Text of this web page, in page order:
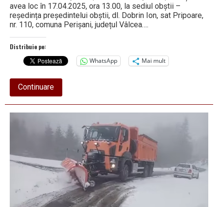
avea loc în 17.04.2025, ora 13.00, la sediul obștii –
reședința președintelui obștii, dl. Dobrin Ion, sat Pripoare,
nr. 110, comuna Perișani, județul Vâlcea….
Distribuie pe:
WhatsApp
Mai mult
Continuareabout
Anunț
licitație
lemnoasă
pe
picior,
prețuri
foarte
bune